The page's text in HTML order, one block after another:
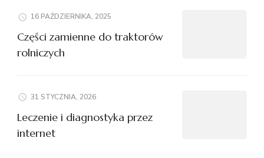
16 PAŹDZIERNIKA, 2025
Części zamienne do traktorów
rolniczych
31 STYCZNIA, 2026
Leczenie i diagnostyka przez
internet